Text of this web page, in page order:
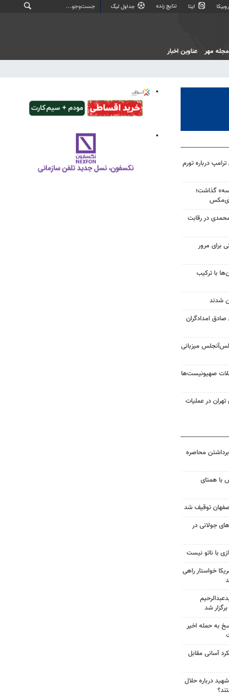
روبیکا ایتا نتایج زنده جداول لیگ
مجله مهر عناوین اخبار
درباره تورم
گذاشت؛
آی‌مکس
در رقابت
برای مرور
با ترکیب
شدند
صادق امدادگران
لس‌آنجلس میزبانی
صهیونیست‌ها
تهران در عملیات
محاصره
با همتای
جولانی در
با ناتو نیست
خواستار راهی
شد
به حمله اخیر
آسانی مقابل
درباره حلال